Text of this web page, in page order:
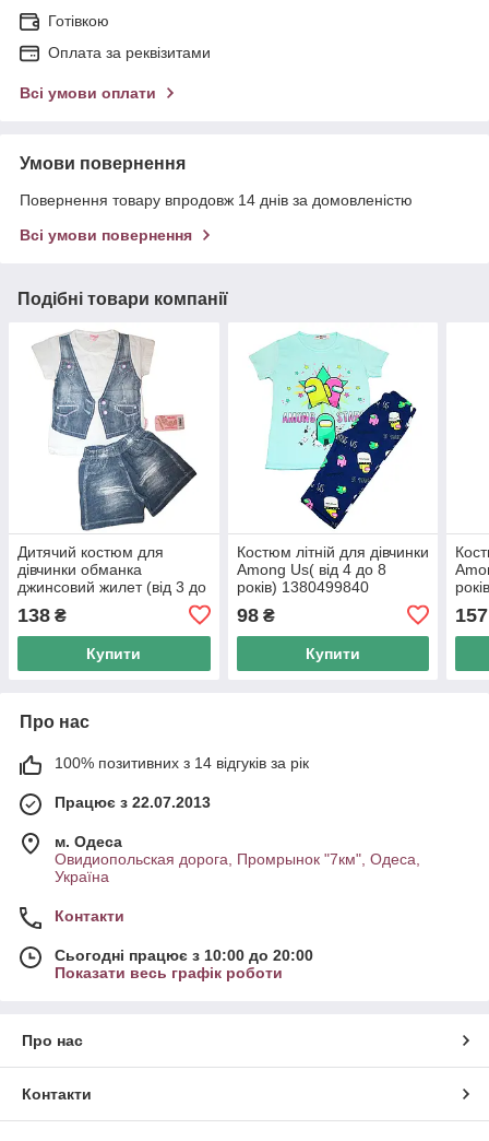
Готівкою
Оплата за реквізитами
Всі умови оплати
Умови повернення
Повернення товару впродовж 14 днів за домовленістю
Всі умови повернення
Подібні товари компанії
Дитячий костюм для
дівчинки обманка
джинсовий жилет (від 3 до
138 ₴
Купити
Костюм літній для дівчинки
Among Us( від 4 до 8
років) 1380499840
98₴
Купити
157
Про нас
100% позитивних з 14 відгуків за рік
Працює з 22.07.2013
м. Одеса
Овидиопольская дорога, Промрынок "7км", Одеса,
Україна
Контакти
Сьогодні працює з 10:00 до 20:00
Показати весь графік роботи
Про нас
Контакти